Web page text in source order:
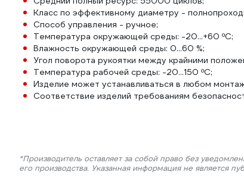
Класс по эффективному диаметру -
Способ управления - ручное;
Температура окружающей среды: -20...+60 ºС;
Влажность окружающей среды: 0...60 %;
Угол поворота рукоятки между крайними
Температура рабочей среды: -20...150 ºС;
Изделие может устанавливаться в любом
Соответствие изделий требованиям
*Производитель оставляет за собой право без
его производства. Указанная информация не является